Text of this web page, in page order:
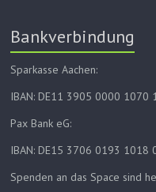
Bankverbindung
Sparkasse Aachen:
IBAN: DE11 3905 0000 1070
Pax Bank eG:
IBAN: DE15 3706 0193 1018
Spenden an das Space sind